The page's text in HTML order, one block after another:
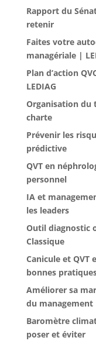
Rapport du
retenir
Faites votre
managériale |
Plan d’action
LEDIAG
Organisation du
charte
Prévenir les
prédictive
QVT en
personnel
IA et
les leaders
Outil diagnostic
Classique
Canicule et QVT
bonnes
Améliorer sa
du management
Baromètre
poser et éviter